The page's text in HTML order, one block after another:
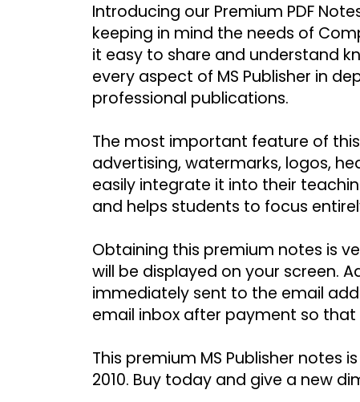
Introducing our Premium PDF
keeping in mind the needs of
it easy to share and understand
every aspect of MS Publisher in
professional publications.
The most important feature of
advertising, watermarks, logos,
easily integrate it into their
and helps students to focus
Obtaining this premium notes is
will be displayed on your screen.
immediately sent to the email
email inbox after payment so
This premium MS Publisher notes
2010. Buy today and give a new